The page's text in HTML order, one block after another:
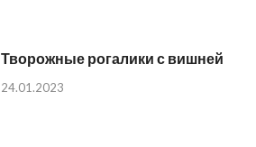
Творожные рогалики с вишней
24.01.2023